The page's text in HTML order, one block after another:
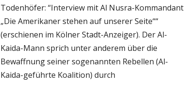
Todenhöfer: “Interview mit Al Nusra-Kommandant
„Die Amerikaner stehen auf unserer Seite““
(erschienen im Kölner Stadt-Anzeiger). Der Al-
Kaida-Mann sprich unter anderem über die
Bewaffnung seiner sogenannten Rebellen (Al-
Kaida-geführte Koalition) durch